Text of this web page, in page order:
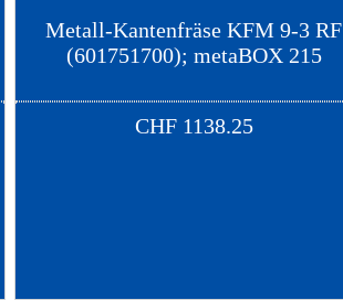
Metall-Kantenfräse KFM 9-3 RF
(601751700); metaBOX 215
CHF 1138.25